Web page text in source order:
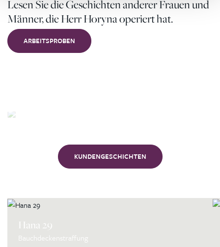
Lesen Sie die Geschichten anderer Frauen und
Männer, die Herr Horyna operiert hat.
ARBEITSPROBEN
KUNDENGESCHICHTEN
Hana 29
Bauchdeckenstraffung